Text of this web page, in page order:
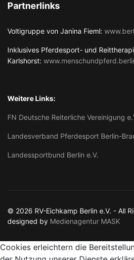
Partnerlinks
Voltigruppe von Janina Fieml:
Inklusives Pferdesport- und
Karlshorst:
Weitere Links:
FN Deutsche Reiterliche Vereinigung
Landesverband Pferdesport Berlin-
Landessportbund Berlin e.V.
© 2026 RV-Eichkamp Berlin e.V. - All
designed by Medienagentur MASK
Cookies erleichtern die